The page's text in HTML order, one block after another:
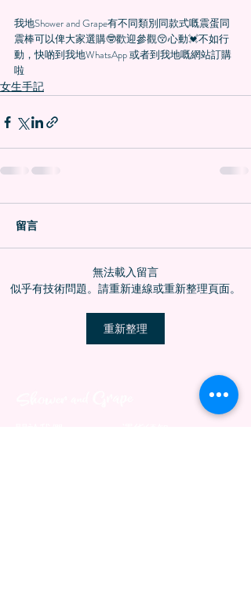
我地Shower and Grape有不同類別同款式嘅震蛋同
震棒可以俾大家選購🤓歡迎參觀😚心動💓不如行
動，快啲到我地WhatsApp 或者到我地嘅網站訂購
啦
女生手記
留言
無法載入留言
似乎有技術問題。請重新連線或重新整理頁面。
重新整理